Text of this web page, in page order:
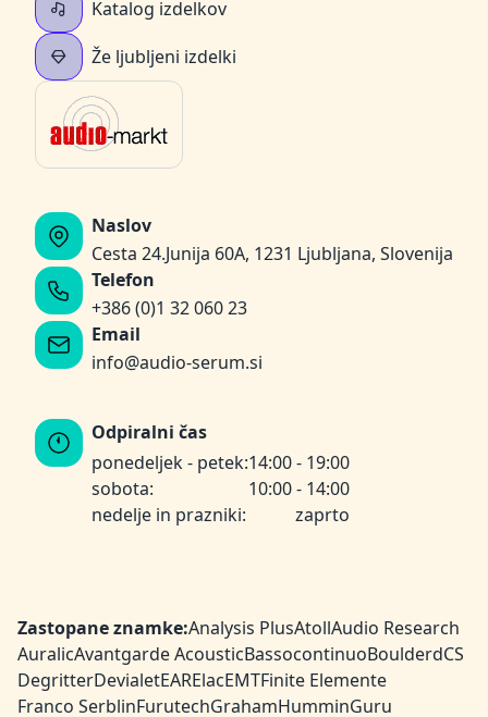
Katalog izdelkov
Že ljubljeni izdelki
Naslov
Cesta 24.Junija 60A, 1231 Ljubljana, Slovenija
Telefon
+386 (0)1 32 060 23
Email
info@audio-serum.si
Odpiralni čas
ponedeljek - petek:14:00 - 19:00
sobota:
10:00 - 14:00
nedelje in prazniki:
zaprto
Zastopane znamke:Analysis PlusAtollAudio Research
AuralicAvantgarde AcousticBassocontinuoBoulderdCS
DegritterDevialetEARElacEMTFinite Elemente
Franco SerblinFurutechGrahamHumminGuru